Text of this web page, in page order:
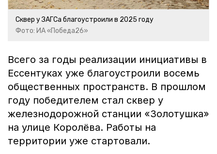
Сквер у ЗАГСа благоустроили в 2025 году
Фото: ИА «Победа26»
Всего за годы реализации инициативы в
Ессентуках уже благоустроили восемь
общественных пространств. В прошлом
году победителем стал сквер у
железнодорожной станции «Золотушка»
на улице Королёва. Работы на
территории уже стартовали.